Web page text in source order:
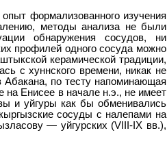
формализованного изучения
методы анализа не были
обнаружения сосудов, ни
профилей одного сосуда можно
керамической традиции,
с хуннского времени, никак не
по тесту напоминающая
на Енисее в начале н.э., не имеет
и уйгуры как бы обменивались
сосуды с налепами на
— уйгурских (VIII-IX вв.),